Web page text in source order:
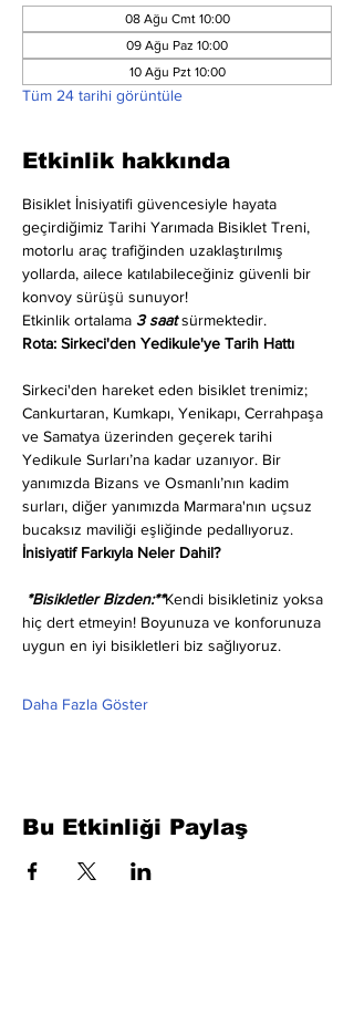
08 Ağu Cmt 10:00
09 Ağu Paz 10:00
10 Ağu Pzt 10:00
Tüm 24 tarihi görüntüle
Etkinlik hakkında
Bisiklet İnisiyatifi güvencesiyle hayata
geçirdiğimiz Tarihi Yarımada Bisiklet Treni,
motorlu araç trafiğinden uzaklaştırılmış
yollarda, ailece katılabileceğiniz güvenli bir
konvoy sürüşü sunuyor!
Etkinlik ortalama 3 saat sürmektedir.
Rota: Sirkeci'den Yedikule'ye Tarih Hattı
Sirkeci'den hareket eden bisiklet trenimiz;
Cankurtaran, Kumkapı, Yenikapı, Cerrahpaşa
ve Samatya üzerinden geçerek tarihi
Yedikule Surları’na kadar uzanıyor. Bir
yanımızda Bizans ve Osmanlı’nın kadim
surları, diğer yanımızda Marmara'nın uçsuz
bucaksız maviliği eşliğinde pedallıyoruz.
İnisiyatif Farkıyla Neler Dahil?
*Bisikletler Bizden:**Kendi bisikletiniz yoksa
hiç dert etmeyin! Boyunuza ve konforunuza
uygun en iyi bisikletleri biz sağlıyoruz.
Daha Fazla Göster
Bu Etkinliği Paylaş